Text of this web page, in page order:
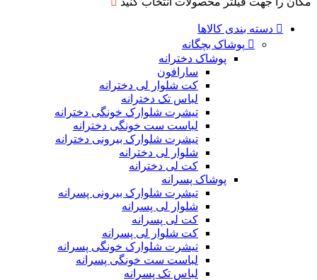
دسته بندی کالاها
پوشاک بچگانه
پوشاک دخترانه
سارافون
کت شلوار لی دخترانه
لباس تک دخترانه
تیشرت شلوارک خونگی دخترانه
لباست ست خونگی دخترانه
تیشرت شلوارک بیرونی دخترانه
شلوار لی دخترانه
کت لی دخترانه
پوشاک پسرانه
تیشرت شلوارک بیرونی پسرانه
شلوار لی پسرانه
کت لی پسرانه
کت شلوار لی پسرانه
تیشرت شلوارک خونگی پسرانه
لباست ست خونگی پسرانه
لباس تک پسرانه